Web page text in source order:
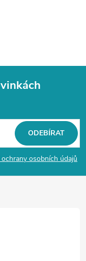
osobních údajů
ODEBÍRAT